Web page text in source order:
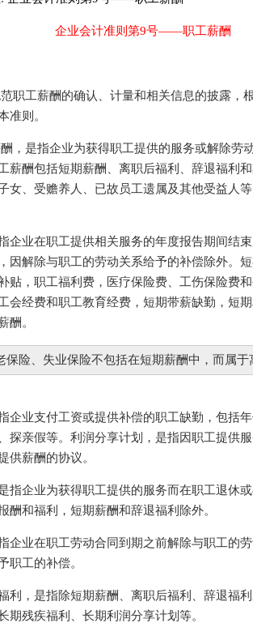
企业会计准则第9号——职工薪酬
工薪酬的确认、计量和相关信息的披露，
准则。
是指企业为获得职工提供的服务或解除劳
薪酬包括短期薪酬、离职后福利、辞退福利
女、受赡养人、已故员工遗属及其他受益人
业在职工提供相关服务的年度报告期间结束
因解除与职工的劳动关系给予的补偿除外。
贴，职工福利费，医疗保险费、工伤保险费
会经费和职工教育经费，短期带薪缺勤，短
酬。
保险、失业保险不包括在短期薪酬中，而属于
业支付工资或提供补偿的职工缺勤，包括年
探亲假等。利润分享计划，是指因职工提供
供薪酬的协议。
企业为获得职工提供的服务而在职工退休或
酬和福利，短期薪酬和辞退福利除外。
业在职工劳动合同到期之前解除与职工的劳
职工的补偿。
，是指除短期薪酬、离职后福利、辞退福利
期残疾福利、长期利润分享计划等。